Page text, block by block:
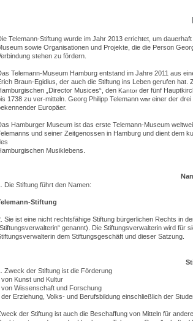
Telemann-Stiftung wurde im Jahr 2013 errichtet, um
sowie Organisationen und Projekte, die die Person
stehen zu fördern.
Telemann-Museum Hamburg entstand im Jahre 2011 aus
Braun-Egidius, der auch die Stiftung ins Leben gerufenhat.
„Director Musices“, den Kantorder fünf
1738 zu ver-mitteln. Georg Philipp Telemann wareiner der drei
Europäer.
Hamburger Museum ist das erste Telemann-Museum
und seiner Zeitgenossen in Hamburg und dient dem
Musiklebens.
Die Stiftung führt den Namen:
Stiftung
Sie ist eine nicht rechtsfähige Stiftung bürgerlichen Rechts in
„Stiftungsverwalterin“ genannt). Die Stiftungsverwalterin wird
dem Stiftungsgeschäft und dieser Satzung.
Zweck der Stiftung ist die Förderung
von Kunst und Kultur
von Wissenschaft und Forschung
der Erziehung, Volks- und Berufsbildung einschließlich der
der Stiftung ist auch die Beschaffung von Mitteln für